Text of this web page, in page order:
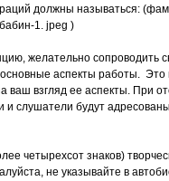
должны называться:
1. jpeg )
желательно сопроводить
аспекты работы. Это
взгляд ее аспекты. При
слушатели будут
четырехсот знаков)
не указывайте в